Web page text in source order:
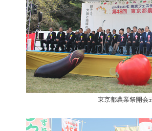
東京都農業祭開会